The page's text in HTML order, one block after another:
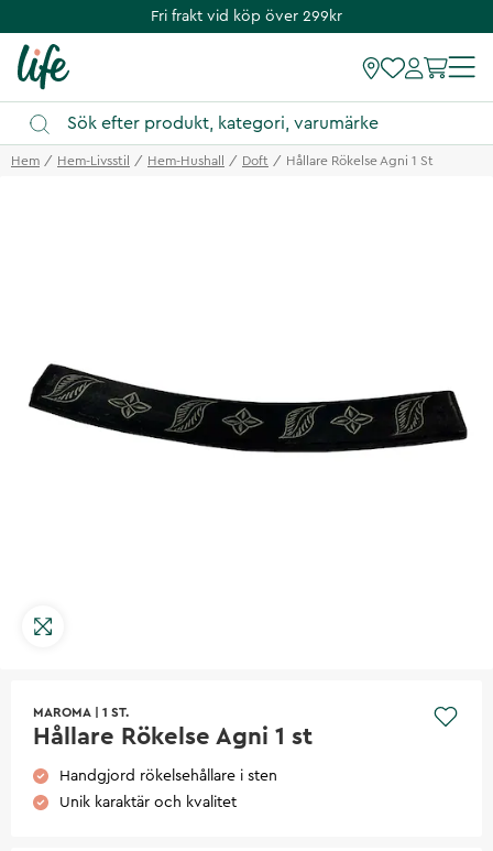
Fri frakt vid köp över 299kr
Hem Hem-Livsstil Hem-Hushall Doft Hållare Rökelse Agni 1 St
MAROMA 1 ST.
Hållare Rökelse Agni 1 st
Handgjord rökelsehållare i sten
Unik karaktär och kvalitet